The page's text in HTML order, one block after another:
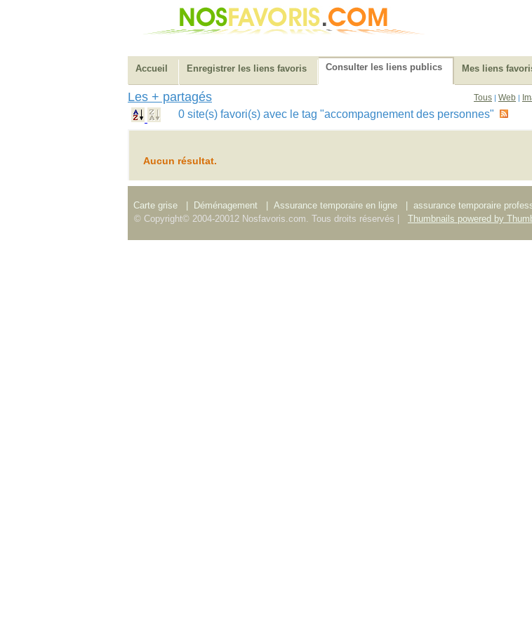
Accueil Enregistrer les liens favoris Consulter les liens publics Mes liens
Les + partagés Tous | Web |
0 site(s) favori(s) avec le tag "accompagnement des personnes"
Aucun résultat.
Carte grise Déménagement Assurance temporaire en ligne assurance temporaire
© Copyright© 2004-20012 Nosfavoris.com. Tous droits réservés |
Thumbnails powered by